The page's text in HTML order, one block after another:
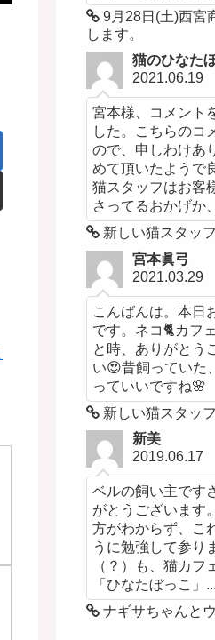
9月28日(土)西宮
します。
猫のひなた
2021.06.19
宮本様、コメント
した。こちらのコ
ので、申しわけあ
めて頂いたようで
猫スタッフはお客
さってるおかげか
新しい猫スタッフ
宮本眞弓
2021.03.29
こんばんは。本日
です。ネコ🐈カフ
と時、ありがとう
い😍昔飼っていた
っていいですね🌸
新しい猫スタッフ
新美
2019.06.17
ベルの飼い主です
がとうございます
方がわからず、こ
うに勉強して参り
（？）も、猫カ
「ひなたぼっこ」...
ナギサちゃんと